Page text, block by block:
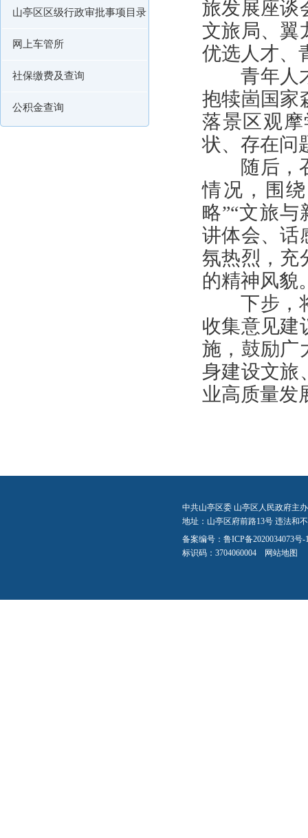
山亭区区级行政审批事项目录
网上车管所
社保缴费及查询
公积金查询
旅发展座谈
文旅局、翼
优选人才、
青年人才
抱犊崮国家
落景区观
状、存在问
随后，召
情况，围
略”“文旅
讲体会、话
氛热烈，充
的精神风貌
下步，将
收集意见建
施，鼓励广
身建设文旅
业高质量发
中共山亭区委 山亭区人民政府主
地址：山亭区府前路13号 违法和
备案编号： 鲁ICP备2020034073号-
标识码：3704060004 网站地图